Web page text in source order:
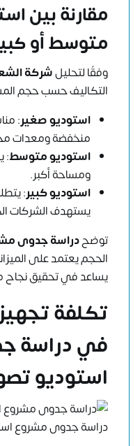
مقارنة بين
متوسط أو
وفقًا لتحليلشركة
التكاليف حسب حجم
استوديو صغير:
منخفضة ومعدات
استوديو متوسط:
ومساحة أكبر.
استوديو كبير:
يستهدف الشركات
توضحدراسة جدوى
الحجم يعتمد على
يساعد في تحقيق نجاح
تكلفة
في دراسة
استوديو
دراسة جدوى مشروع